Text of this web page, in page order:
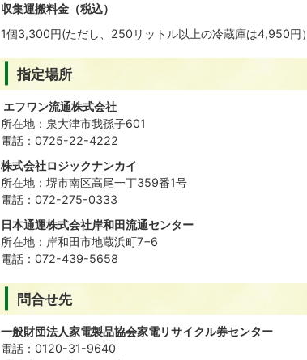
収集運搬料金（税込）
1個3,300円(ただし、250リットル以上の冷蔵庫は4,950円）
指定場所
エフワン流通株式会社
所在地：泉大津市我孫子601
電話：0725-22-4222
株式会社ロジックナンカイ
所在地：堺市南区高尾一丁359番1号
電話：072-275-0333
日本通運株式会社岸和田流通センター
所在地：岸和田市地蔵浜町7−6
電話：072-439-5658
問合せ先
一般財団法人家電製品協会家電リサイクル券センター
電話：0120-31-9640